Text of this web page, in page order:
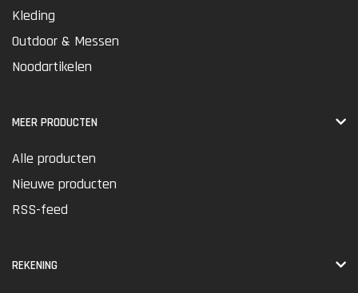
Kleding
Outdoor & Messen
Noodartikelen
MEER PRODUCTEN
Alle producten
Nieuwe producten
RSS-feed
REKENING